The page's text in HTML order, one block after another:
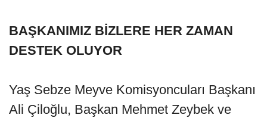
BAŞKANIMIZ BİZLERE HER ZAMAN
DESTEK OLUYOR
Yaş Sebze Meyve Komisyoncuları Başkanı
Ali Çiloğlu, Başkan Mehmet Zeybek ve